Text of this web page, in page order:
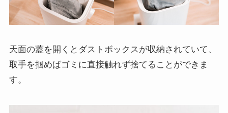
天面の蓋を開くとダストボックスが収納されていて、
取手を掴めばゴミに直接触れず捨てることができま
す。